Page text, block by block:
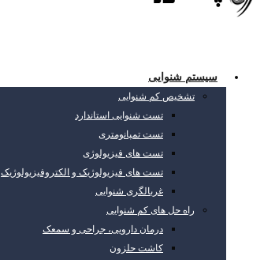
سیستم شنوایی
تشخیص کم شنوایی
تست شنوایی استاندارد
تست تمپانومتری
تست های فیزیولوژی
تست های فیزیولوژیک و الکتروفیزیولوژیک
غربالگری شنوایی
راه حل های کم شنوایی
درمان دارویی، جراحی و سمعک
کاشت حلزون